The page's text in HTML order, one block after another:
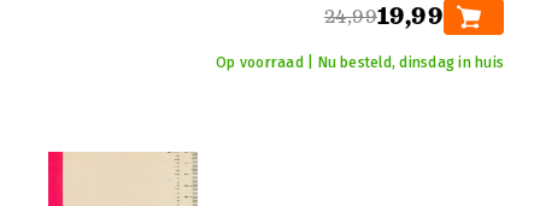
24,9919,99
Op voorraad | Nu besteld, dinsdag in huis